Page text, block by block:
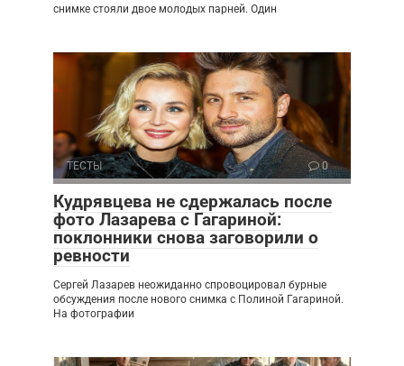
снимке стояли двое молодых парней. Один
ТЕСТЫ 0
Кудрявцева не сдержалась после
фото Лазарева с Гагариной:
поклонники снова заговорили о
ревности
Сергей Лазарев неожиданно спровоцировал бурные
обсуждения после нового снимка с Полиной Гагариной.
На фотографии